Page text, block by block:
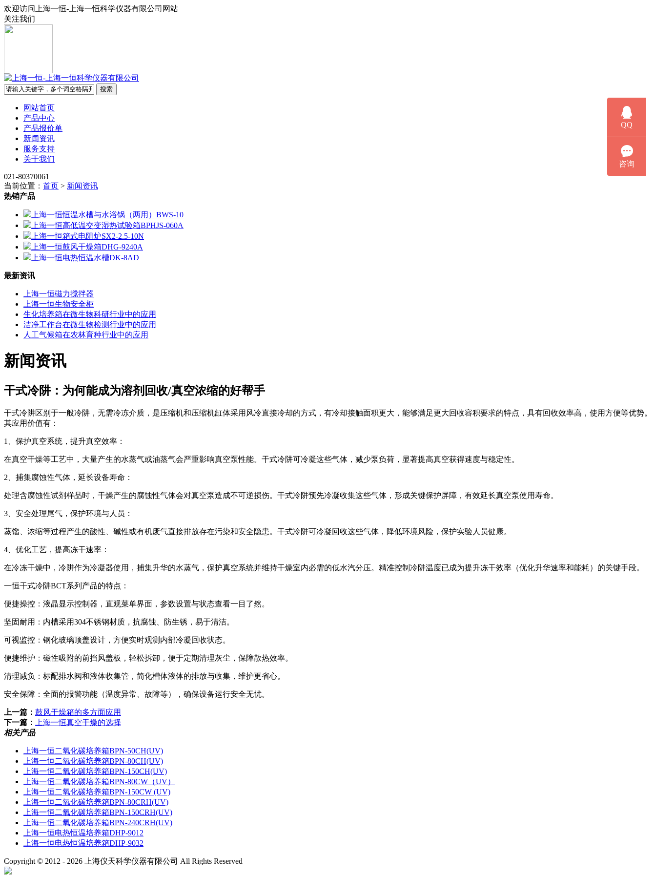
欢迎访问上海一恒-上海一恒科学仪器有限公司网站
关注我们
网站首页
产品中心
产品报价单
新闻资讯
服务支持
关于我们
021-80370061
当前位置： 首页 > 新闻资讯
热销产品
上海一恒恒温水槽与水浴锅（两用）BWS-10
上海一恒高低温交变湿热试验箱BPHJS-060A
上海一恒箱式电阻炉SX2-2.5-10N
上海一恒鼓风干燥箱DHG-9240A
上海一恒电热恒温水槽DK-8AD
最新资讯
上海一恒磁力搅拌器
上海一恒生物安全柜
生化培养箱在微生物科研行业中的应用
洁净工作台在微生物检测行业中的应用
人工气候箱在农林育种行业中的应用
新闻资讯
干式冷阱：为何能成为溶剂回收/真空浓缩的好帮手
干式冷阱区别于一般冷阱，无需冷冻介质，是压缩机和压缩机缸体采用风冷直接冷却的方式，有冷却接触面积更大，能够满足更大回收容积要求的特点，具有回收效率高，使用方便等优势。
其应用价值有：
1、保护真空系统，提升真空效率：
在真空干燥等工艺中，大量产生的水蒸气或油蒸气会严重影响真空泵性能。干式冷阱可冷凝这些气体，减少泵负荷，显著提高真空获得速度与稳定性。
2、捕集腐蚀性气体，延长设备寿命：
处理含腐蚀性试剂样品时，干燥产生的腐蚀性气体会对真空泵造成不可逆损伤。干式冷阱预先冷凝收集这些气体，形成关键保护屏障，有效延长真空泵使用寿命。
3、安全处理尾气，保护环境与人员：
蒸馏、浓缩等过程产生的酸性、碱性或有机废气直接排放存在污染和安全隐患。干式冷阱可冷凝回收这些气体，降低环境风险，保护实验人员健康。
4、优化工艺，提高冻干速率：
在冷冻干燥中，冷阱作为冷凝器使用，捕集升华的水蒸气，保护真空系统并维持干燥室内必需的低水汽分压。精准控制冷阱温度已成为提升冻干效率（优化升华速率和能耗）的关键手段。
一恒干式冷阱BCT系列产品的特点：
便捷操控：液晶显示控制器，直观菜单界面，参数设置与状态查看一目了然。
坚固耐用：内槽采用304不锈钢材质，抗腐蚀、防生锈，易于清洁。
可视监控：钢化玻璃顶盖设计，方便实时观测内部冷凝回收状态。
便捷维护：磁性吸附的前挡风盖板，轻松拆卸，便于定期清理灰尘，保障散热效率。
清理减负：标配排水阀和液体收集管，简化槽体液体的排放与收集，维护更省心。
安全保障：全面的报警功能（温度异常、故障等），确保设备运行安全无忧。
上一篇： 鼓风干燥箱的多方面应用
下一篇：
上海一恒真空干燥的选择
相关产品
上海一恒二氧化碳培养箱BPN-50CH(UV)
上海一恒二氧化碳培养箱BPN-80CH(UV)
上海一恒二氧化碳培养箱BPN-150CH(UV)
上海一恒二氧化碳培养箱BPN-80CW（UV）
上海一恒二氧化碳培养箱BPN-150CW (UV)
上海一恒二氧化碳培养箱BPN-80CRH(UV)
上海一恒二氧化碳培养箱BPN-150CRH(UV)
上海一恒二氧化碳培养箱BPN-240CRH(UV)
上海一恒电热恒温培养箱DHP-9012
上海一恒电热恒温培养箱DHP-9032
Copyright © 2012 - 2026 上海仪天科学仪器有限公司 All Rights Reserved